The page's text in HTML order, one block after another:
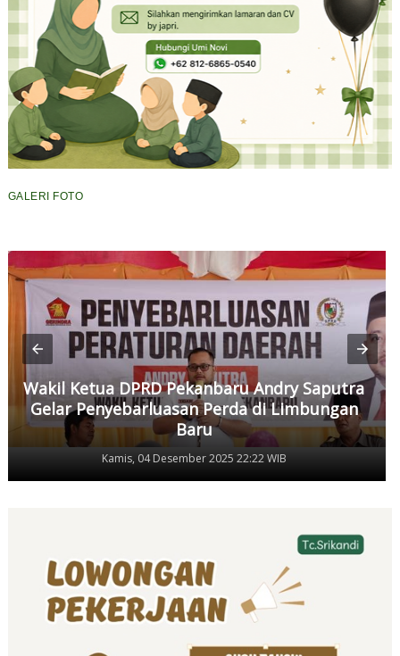
GALERI FOTO
Wakil Ketua DPRD Pekanbaru Andry Saputra
Gelar Penyebarluasan Perda di Limbungan
Baru
Kamis, 04 Desember 2025 22:22 WIB